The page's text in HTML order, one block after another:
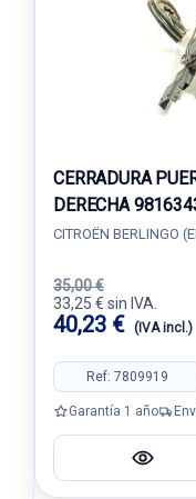
CERRADURA
DERECHA
S3M16943581
CITROËN BERLINGO
35,00 €
33,25 € sin IVA.
40,23 € (IVA incl.)
Ref: 7809919
Garantía 1 año